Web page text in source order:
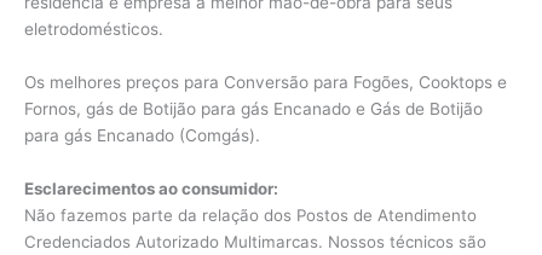
eletrodomésticos.
Os melhores preços para Conversão para Fogões, Cooktops e
Fornos, gás de Botijão para gás Encanado e Gás de Botijão
para gás Encanado (Comgás).
Esclarecimentos ao consumidor:
Não fazemos parte da relação dos Postos de Atendimento
Credenciados Autorizado Multimarcas. Nossos técnicos são